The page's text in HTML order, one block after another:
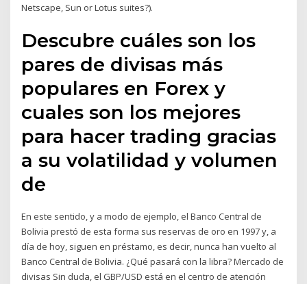
Netscape, Sun or Lotus suites?).
Descubre cuáles son los
pares de divisas más
populares en Forex y
cuales son los mejores
para hacer trading gracias
a su volatilidad y volumen
de
En este sentido, y a modo de ejemplo, el Banco Central de
Bolivia prestó de esta forma sus reservas de oro en 1997 y, a
día de hoy, siguen en préstamo, es decir, nunca han vuelto al
Banco Central de Bolivia. ¿Qué pasará con la libra? Mercado de
divisas Sin duda, el GBP/USD está en el centro de atención